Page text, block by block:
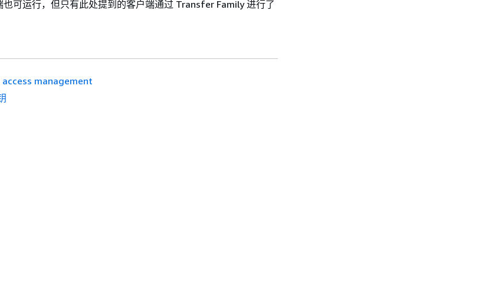
也可运行，但只有此处提到的客户端通过 Transfer Family 进行了
management